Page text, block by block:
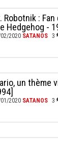
Robotnik :
Hedgehog -
2020 SATANOS 3
un thème
2020 SATANOS 3